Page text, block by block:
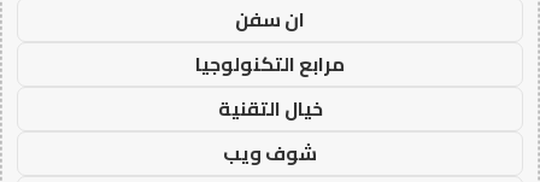
ان سفن
مرابع التكنولوجيا
خيال التقنية
شوف ويب